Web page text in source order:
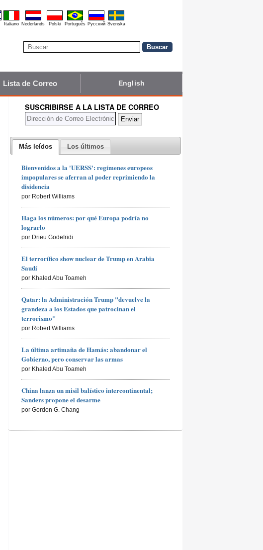
Italiano Nederlands Polski Português Pyccĸий Svenska
Lista de Correo English
SUSCRIBIRSE A LA LISTA DE CORREO
Más leídos Los últimos
Bienvenidos a la 'UERSS': regímenes europeos
impopulares se aferran al poder reprimiendo la
disidencia
por Robert Williams
Haga los números: por qué Europa podría no
lograrlo
por Drieu Godefridi
El terrorífico show nuclear de Trump en Arabia
Saudí
por Khaled Abu Toameh
Qatar: la Administración Trump "devuelve la
grandeza a los Estados que patrocinan el
terrorismo"
por Robert Williams
La última artimaña de Hamás: abandonar el
Gobierno, pero conservar las armas
por Khaled Abu Toameh
China lanza un misil balístico intercontinental;
Sanders propone el desarme
por Gordon G. Chang